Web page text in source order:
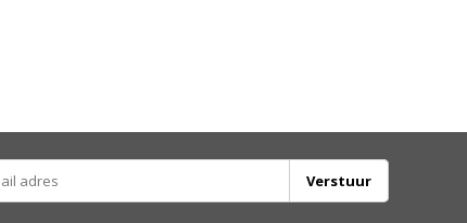
Verstuur